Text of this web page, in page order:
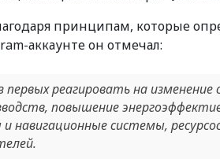
принципам, которые
аккаунте он отмечал:
реагировать на изменение
повышение
навигационные системы,